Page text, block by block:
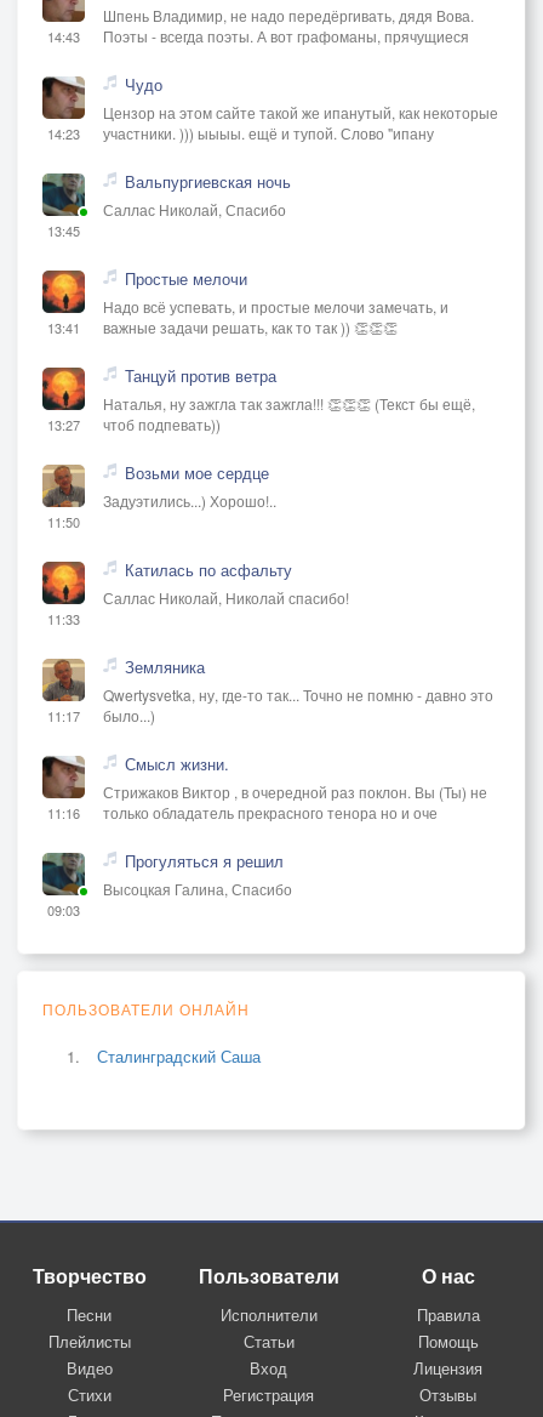
14:43
Шпень Владимир, не надо передёргивать, дядя Вова.
Поэты - всегда поэты. А вот графоманы, прячущиеся
14:23
Чудо
Цензор на этом сайте такой же ипанутый, как некоторые
участники. ))) ыыыы. ещё и тупой. Слово "ипану
13:45
Вальпургиевская ночь
Саллас Николай, Спасибо
13:41
Простые мелочи
Надо всё успевать, и простые мелочи замечать, и
важные задачи решать, как то так )) 👏👏👏
13:27
Танцуй против ветра
Наталья, ну зажгла так зажгла!!! 👏👏👏 (Текст бы ещё,
чтоб подпевать))
11:50
Возьми мое сердце
Задуэтились...) Хорошо!..
11:33
Катилась по асфальту
Саллас Николай, Николай спасибо!
11:17
Земляника
Qwertysvetka, ну, где-то так... Точно не помню - давно это
было...)
11:16
Смысл жизни.
Стрижаков Виктор , в очередной раз поклон. Вы (Ты) не
только обладатель прекрасного тенора но и оче
09:03
Прогуляться я решил
Высоцкая Галина, Спасибо
ПОЛЬЗОВАТЕЛИ ОНЛАЙН
Сталинградский Саша
Творчество
Песни
Плейлисты
Видео
Стихи
Пользователи
Исполнители
Статьи
Вход
Регистрация
О нас
Правила
Помощь
Лицензия
Отзывы